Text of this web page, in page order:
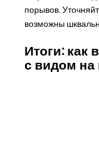
порывов.
возможны
Итоги: как
с видом на